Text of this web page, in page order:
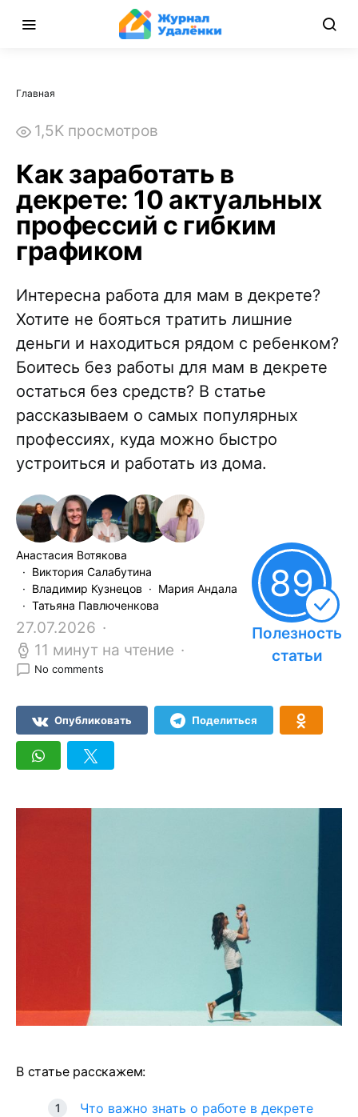
Главная
1,5K просмотров
Как заработать в
декрете: 10 актуальных
профессий с гибким
графиком
Интересна работа для мам в декрете?
Хотите не бояться тратить лишние
деньги и находиться рядом с ребенком?
Боитесь без работы для мам в декрете
остаться без средств? В статье
рассказываем о самых популярных
профессиях, куда можно быстро
устроиться и работать из дома.
Анастасия Вотякова
Виктория Салабутина
Владимир Кузнецов
Мария Андала
Татьяна Павлюченкова
27.07.2026
11 минут на чтение
No comments
89
Полезность
статьи
Опубликовать Поделиться
В статье расскажем:
Что важно знать о работе в декрете